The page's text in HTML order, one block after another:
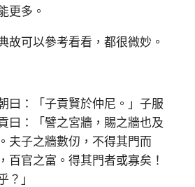
更多。
故可以參考看看，都很微妙。
曰：「子貢賢於仲尼。」子服
曰：「譬之宮牆，賜之牆也及
夫子之牆數仞，不得其門而
百官之富。得其門者或寡矣！
？」